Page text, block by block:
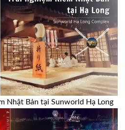
Nhật Bản tại Sunworld Hạ Long